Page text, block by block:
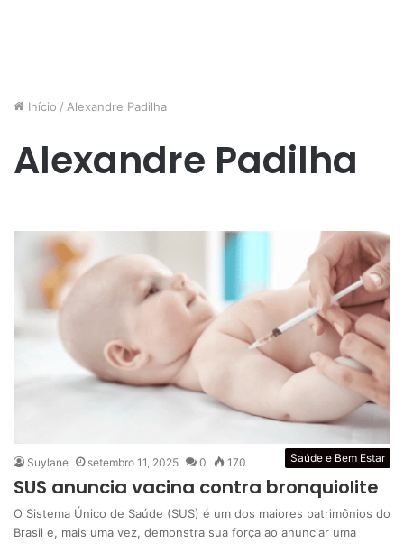
Início / Alexandre Padilha
Alexandre Padilha
Saúde e Bem Estar
Suylane setembro 11, 2025 0 170
SUS anuncia vacina contra bronquiolite
O Sistema Único de Saúde (SUS) é um dos maiores patrimônios do
Brasil e, mais uma vez, demonstra sua força ao anunciar uma